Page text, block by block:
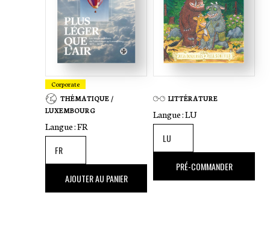
Corporate
THÉMATIQUE /
LUXEMBOURG
Langue :FR
,00 €
AJOUTER AU PANIER
LITTÉRATURE
Langue :LU
,00 €
PRÉ-COMMANDER